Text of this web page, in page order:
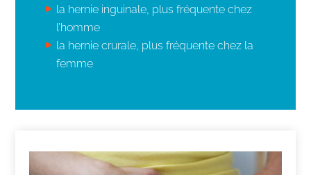
la hernie inguinale, plus fréquente chez
l’homme
la hernie crurale, plus fréquente chez la
femme